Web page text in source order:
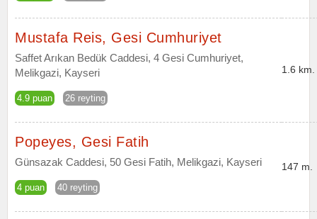
Mustafa Reis, Gesi Cumhuriyet
Saffet Arıkan Bedük Caddesi, 4 Gesi Cumhuriyet,
Melikgazi, Kayseri
4.9 puan 26 reyting
1.6 km.
Popeyes, Gesi Fatih
Günsazak Caddesi, 50 Gesi Fatih, Melikgazi, Kayseri
4 puan 40 reyting
147 m.